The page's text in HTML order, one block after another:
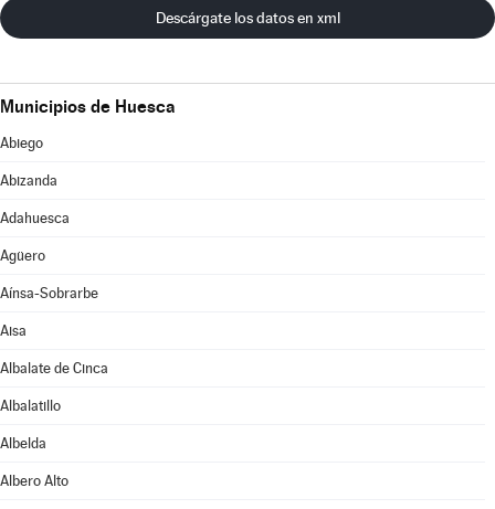
Descárgate los datos en xml
Municipios de Huesca
Abiego
Abizanda
Adahuesca
Agüero
Aínsa-Sobrarbe
Aisa
Albalate de Cinca
Albalatillo
Albelda
Albero Alto